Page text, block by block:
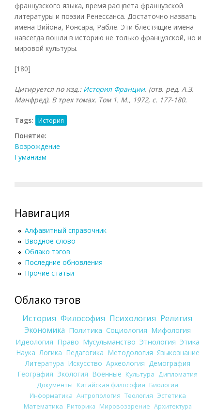
французского языка, время расцвета французской
литературы и поэзии Ренессанса. Достаточно назвать
имена Вийона, Ронсара, Рабле. Эти блестящие имена
навсегда вошли в историю не только французской, но и
мировой культуры.
[180]
Цитируется по изд.: История Франции. (отв. ред. А.З.
Манфред). В трех томах. Том 1. М., 1972, с. 177-180.
Tags: История
Понятие:
Возрождение
Гуманизм
Навигация
Алфавитный справочник
Вводное слово
Облако тэгов
Последние обновления
Прочие статьи
Облако тэгов
История Философия Психология Религия
Экономика Политика Социология Мифология
Идеология Право Мусульманство Этнология Этика
Наука Логика Педагогика Методология Языкознание
Литература Искусство Археология Демография
География Экология Военные Культура
Дипломатия
Документы Китайская философия Биология
Информатика Антропология Теология Эстетика
Математика Риторика Мировоззрение Архитектура